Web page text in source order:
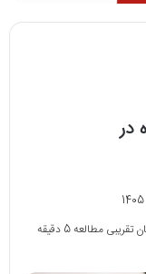
در
تقریبی مطالعه 5 دقیقه